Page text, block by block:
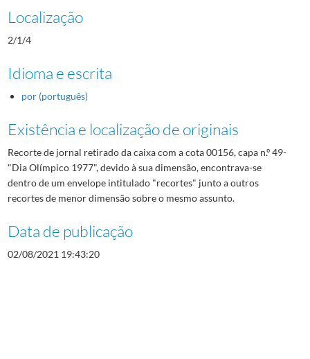
Localização
2/1/4
Idioma e escrita
por (português)
Existência e localização de originais
Recorte de jornal retirado da caixa com a cota 00156, capa n.º 49-
"Dia Olímpico 1977", devido à sua dimensão, encontrava-se
dentro de um envelope intitulado "recortes" junto a outros
recortes de menor dimensão sobre o mesmo assunto.
Data de publicação
02/08/2021 19:43:20